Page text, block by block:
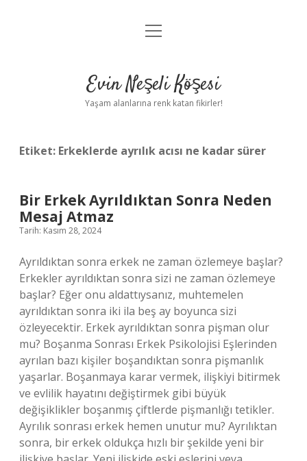
Anasayfa
Yasal Uyarı
menüyü
Evin Neşeli Köşesi
Yaşam alanlarına renk katan fikirler!
Etiket: Erkeklerde ayrılık acısı ne kadar sürer
Bir Erkek Ayrıldıktan Sonra Neden
Mesaj Atmaz
Tarih: Kasım 28, 2024
Ayrıldıktan sonra erkek ne zaman özlemeye başlar?
Erkekler ayrıldıktan sonra sizi ne zaman özlemeye
başlar? Eğer onu aldattıysanız, muhtemelen
ayrıldıktan sonra iki ila beş ay boyunca sizi
özleyecektir. Erkek ayrıldıktan sonra pişman olur
mu? Boşanma Sonrası Erkek Psikolojisi Eşlerinden
ayrılan bazı kişiler boşandıktan sonra pişmanlık
yaşarlar. Boşanmaya karar vermek, ilişkiyi bitirmek
ve evlilik hayatını değiştirmek gibi büyük
değişiklikler boşanmış çiftlerde pişmanlığı tetikler.
Ayrılık sonrası erkek hemen unutur mu? Ayrılıktan
sonra, bir erkek oldukça hızlı bir şekilde yeni bir